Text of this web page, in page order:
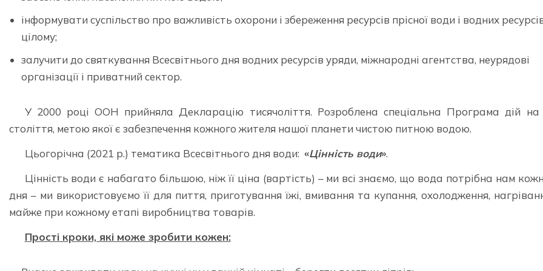
інформувати суспільство про важливість охорони і збереження ресурсів прісної води і водних
цілому;
залучити до святкування Всесвітнього дня водних ресурсів уряди, міжнародні агентства, неурядові
організації і приватний сектор.
У 2000 році ООН прийняла Декларацію тисячоліття. Розроблена спеціальна Програма дій на
століття, метою якої є забезпечення кожного жителя нашої планети чистою питною водою.
Цьогорічна (2021 р.) тематика Всесвітнього дня води: «Цінність води».
Цінність води є набагато більшою, ніж її ціна (вартість) – ми всі знаємо, що вода потрібна нам
дня – ми використовуємо її для пиття, приготування їжі, вмивання та купання, охолодження,
майже при кожному етапі виробництва товарів.
Прості кроки, які може зробити кожен: